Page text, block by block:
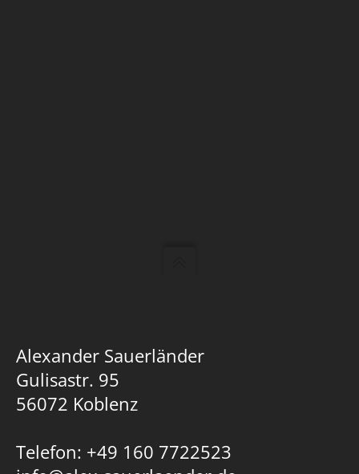
Alexander Sauerländer
Gulisastr. 95
56072 Koblenz
Telefon: +49 160 7722523